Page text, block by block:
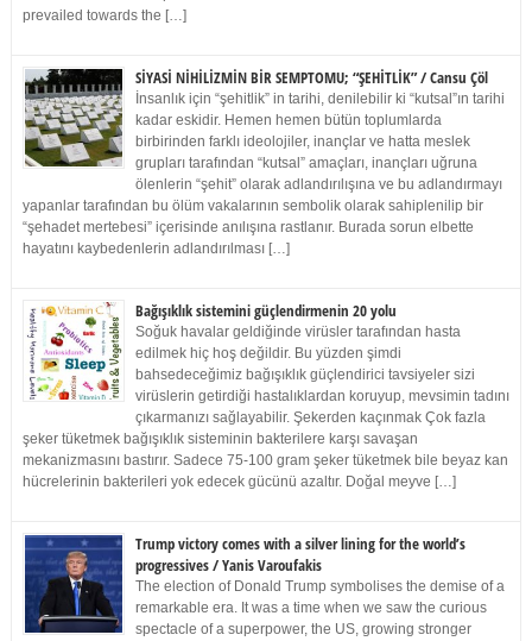
prevailed towards the […]
SİYASİ NİHİLİZMİN BİR SEMPTOMU; “ŞEHİTLİK” / Cansu Çöl
İnsanlık için “şehitlik” in tarihi, denilebilir ki “kutsal”ın tarihi
kadar eskidir. Hemen hemen bütün toplumlarda
birbirinden farklı ideolojiler, inançlar ve hatta meslek
grupları tarafından “kutsal” amaçları, inançları uğruna
ölenlerin “şehit” olarak adlandırılışına ve bu adlandırmayı
yapanlar tarafından bu ölüm vakalarının sembolik olarak sahiplenilip bir
“şehadet mertebesi” içerisinde anılışına rastlanır. Burada sorun elbette
hayatını kaybedenlerin adlandırılması […]
Bağışıklık sistemini güçlendirmenin 20 yolu
Soğuk havalar geldiğinde virüsler tarafından hasta
edilmek hiç hoş değildir. Bu yüzden şimdi
bahsedeceğimiz bağışıklık güçlendirici tavsiyeler sizi
virüslerin getirdiği hastalıklardan koruyup, mevsimin tadını
çıkarmanızı sağlayabilir. Şekerden kaçınmak Çok fazla
şeker tüketmek bağışıklık sisteminin bakterilere karşı savaşan
mekanizmasını bastırır. Sadece 75-100 gram şeker tüketmek bile beyaz kan
hücrelerinin bakterileri yok edecek gücünü azaltır. Doğal meyve […]
Trump victory comes with a silver lining for the world’s
progressives / Yanis Varoufakis
The election of Donald Trump symbolises the demise of a
remarkable era. It was a time when we saw the curious
spectacle of a superpower, the US, growing stronger